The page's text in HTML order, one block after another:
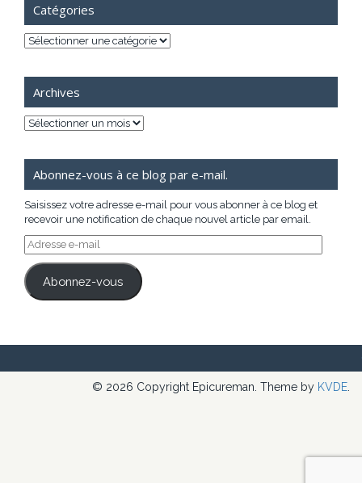
Catégories
Catégories
Archives
Archives
Abonnez-vous à ce blog par e-mail.
Saisissez votre adresse e-mail pour vous abonner à ce blog et
recevoir une notification de chaque nouvel article par email.
Adresse
e-
mail
Abonnez-vous
© 2026 Copyright Epicureman. Theme by KVDE.